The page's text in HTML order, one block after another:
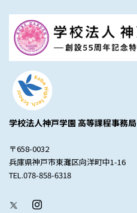
学校法人神戸学園 高等課程事務局
〒658-0032
兵庫県神戸市東灘区向洋町中1-16
TEL.078-858-6318